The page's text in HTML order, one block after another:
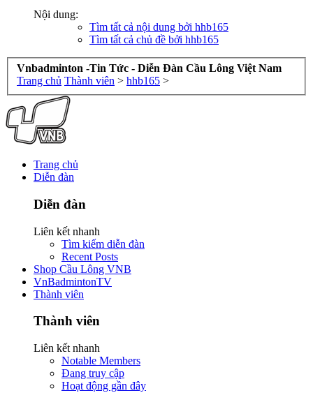
Nội dung:
Tìm tất cả nội dung bởi hhb165
Tìm tất cả chủ đề bởi hhb165
Vnbadminton -Tin Tức - Diễn Đàn Cầu Lông Việt Nam
Trang chủ Thành viên > hhb165 >
Trang chủ
Diễn đàn
Diễn đàn
Liên kết nhanh
Tìm kiếm diễn đàn
Recent Posts
Shop Cầu Lông VNB
VnBadmintonTV
Thành viên
Thành viên
Liên kết nhanh
Notable Members
Đang truy cập
Hoạt động gần đây